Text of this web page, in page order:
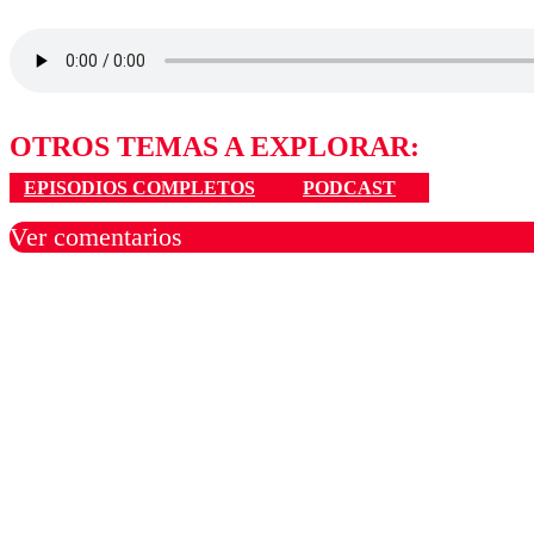
OTROS TEMAS A EXPLORAR:
EPISODIOS COMPLETOS PODCAST
Ver comentarios